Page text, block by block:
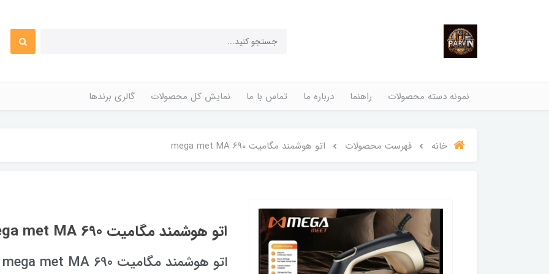
نمونه دسته محصولات راهنما درباره ما تماس با ما نمایش کل محصولات گالری برندها
خانه فهرست محصولات اتو هوشمند مگامیت mega met MA 690
اتو هوشمند مگامیت mega met MA 690
اتو هوشمند مگامیت mega met MA 690